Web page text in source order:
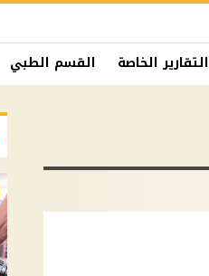
التقارير الخاصة القسم الطبي